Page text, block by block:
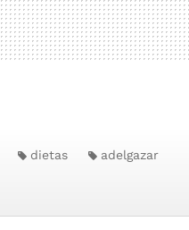
dietas adelgazar